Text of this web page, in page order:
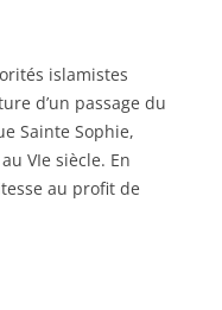
islamistes
d’un passage du
Sainte Sophie,
VIe siècle. En
au profit de